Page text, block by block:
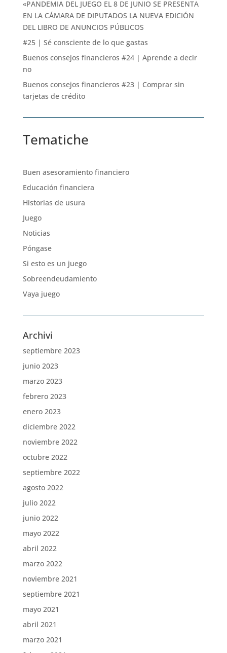
«PANDEMIA DEL JUEGO EL 8 DE JUNIO SE PRESENTA
EN LA CÁMARA DE DIPUTADOS LA NUEVA EDICIÓN
DEL LIBRO DE ANUNCIOS PÚBLICOS
#25 | Sé consciente de lo que gastas
Buenos consejos financieros #24 | Aprende a decir
no
Buenos consejos financieros #23 | Comprar sin
tarjetas de crédito
Tematiche
Buen asesoramiento financiero
Educación financiera
Historias de usura
Juego
Noticias
Póngase
Si esto es un juego
Sobreendeudamiento
Vaya juego
Archivi
septiembre 2023
junio 2023
marzo 2023
febrero 2023
enero 2023
diciembre 2022
noviembre 2022
octubre 2022
septiembre 2022
agosto 2022
julio 2022
junio 2022
mayo 2022
abril 2022
marzo 2022
noviembre 2021
septiembre 2021
mayo 2021
abril 2021
marzo 2021